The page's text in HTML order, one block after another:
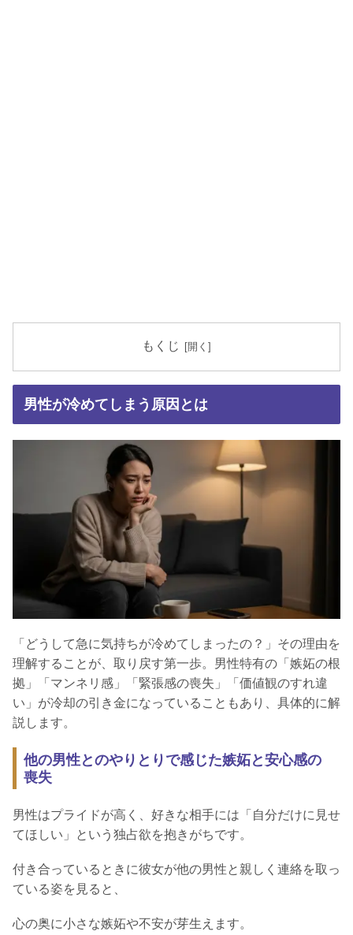
もくじ
男性が冷めてしまう原因とは
「どうして急に気持ちが冷めてしまったの？」その理由を
理解することが、取り戻す第一歩。男性特有の「嫉妬の根
拠」「マンネリ感」「緊張感の喪失」「価値観のすれ違
い」が冷却の引き金になっていることもあり、具体的に解
説します。
他の男性とのやりとりで感じた嫉妬と安心感の
喪失
男性はプライドが高く、好きな相手には「自分だけに見せ
てほしい」という独占欲を抱きがちです。
付き合っているときに彼女が他の男性と親しく連絡を取っ
ている姿を見ると、
心の奥に小さな嫉妬や不安が芽生えます。